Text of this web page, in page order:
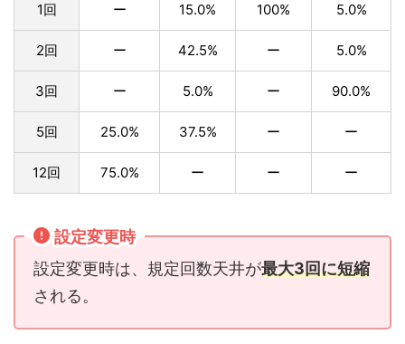
1回 ー 15.0% 100% 5.0%
2回 ー 42.5% ー 5.0%
3回 ー 5.0% ー 90.0%
5回 25.0% 37.5% ー ー
12回 75.0% ー ー ー
設定変更時
設定変更時は、規定回数天井が最大3回に短縮
される。